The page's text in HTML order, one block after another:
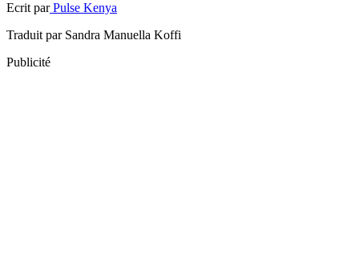
Ecrit parPulse Kenya
Traduit par Sandra Manuella Koffi
Publicité